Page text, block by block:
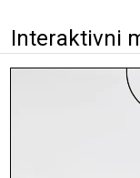
Interaktivni